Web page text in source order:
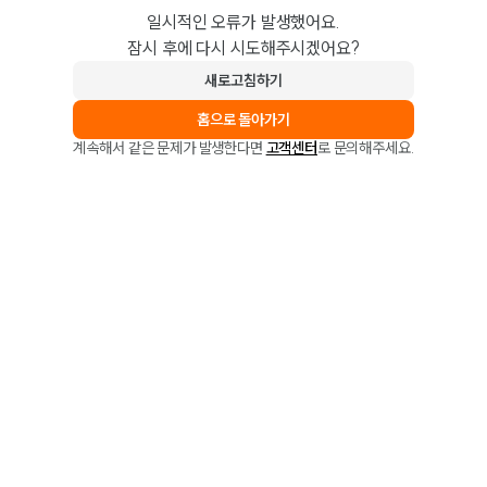
일시적인 오류가 발생했어요.
잠시 후에 다시 시도해주시겠어요?
새로고침하기
홈으로 돌아가기
계속해서 같은 문제가 발생한다면 고객센터로 문의해주세요.